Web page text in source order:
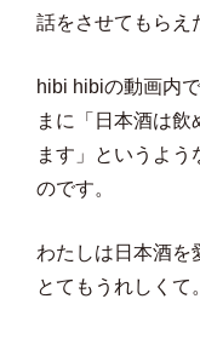
話をさせてもらえ
hibi hibiの動画内
まに「日本酒は飲
ます」というよう
のです。
わたしは日本酒を
とてもうれしくて。